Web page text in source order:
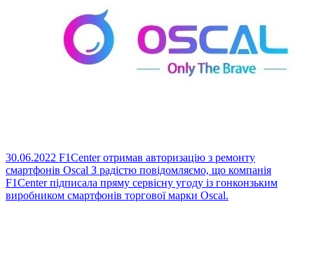
30.06.2022 F1Center отримав авторизацію з ремонту
смартфонів Oscal З радістю повідомляємо, що компанія
F1Center підписала пряму сервісну угоду із гонконзьким
виробником смартфонів торгової марки Oscal.